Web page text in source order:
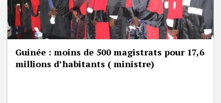
Guinée : moins de 500 magistrats pour 17,6
millions d’habitants ( ministre)